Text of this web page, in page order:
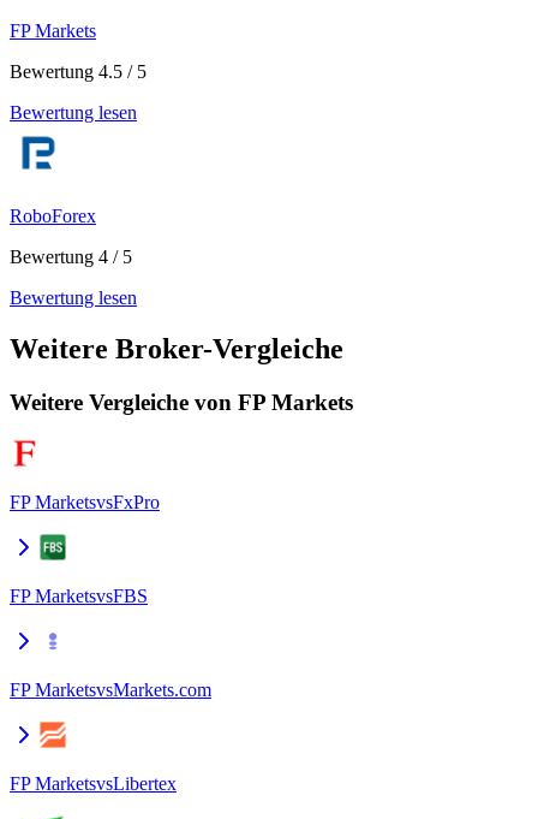
FP Markets
Bewertung 4.5 / 5
Bewertung lesen
RoboForex
Bewertung 4 / 5
Bewertung lesen
Weitere Broker-Vergleiche
Weitere Vergleiche von FP Markets
FP MarketsvsFxPro
FP MarketsvsFBS
FP MarketsvsMarkets.com
FP MarketsvsLibertex